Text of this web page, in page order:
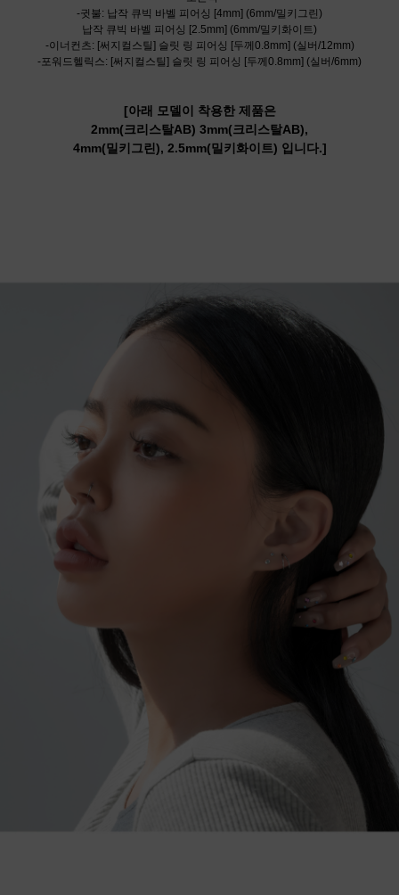
-귓불: 납작 큐빅 바벨 피어싱 [4mm] (6mm/밀키그린)
납작 큐빅 바벨 피어싱 [2.5mm] (6mm/밀키화이트)
-이너컨츠: [써지컬스틸] 슬릿 링 피어싱 [두께0.8mm] (실버/12mm)
-포워드헬릭스: [써지컬스틸] 슬릿 링 피어싱 [두께0.8mm] (실버/6mm)
[아래 모델이 착용한 제품은
2mm(크리스탈AB) 3mm(크리스탈AB),
4mm(밀키그린), 2.5mm(밀키화이트) 입니다.]